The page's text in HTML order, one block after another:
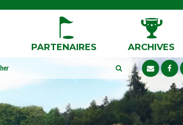
PARTENAIRES ARCHIVES